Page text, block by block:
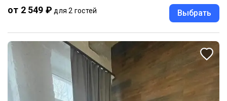
от 2 549 ₽ для 2 гостей Выбрать